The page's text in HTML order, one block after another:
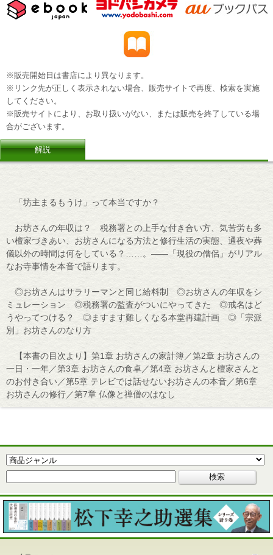
※販売開始日は書店により異なります。
※リンク先が正しく表示されない場合、販売サイトで再度、検索を実施
してください。
※販売サイトにより、お取り扱いがない、または販売を終了している場
合がございます。
解説
「坊主まるもうけ」って本当ですか？
お坊さんの年収は？ 税務署との上手な付き合い方、気苦労も多
い檀家づきあい、お坊さんになる方法と修行生活の実態、通夜や葬
儀以外の時間は何をしている？……。――「現役の僧侶」がリアル
なお寺事情を本音で語ります。
◎お坊さんはサラリーマンと同じ給料制 ◎お坊さんの年収をシ
ミュレーション ◎税務署の監査がついにやってきた ◎戒名はど
うやってつける？ ◎ますます難しくなる本堂再建計画 ◎「宗派
別」お坊さんのなり方
【本書の目次より】第1章 お坊さんの家計簿／第2章 お坊さんの
一日・一年／第3章 お坊さんの食卓／第4章 お坊さんと檀家さんと
のお付き合い／第5章 テレビでは話せないお坊さんの本音／第6章
お坊さんの修行／第7章 仏像と禅僧のはなし